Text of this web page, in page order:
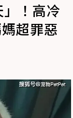
！高冷
超罪惡